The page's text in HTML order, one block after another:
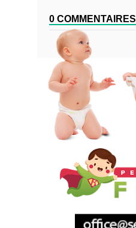
0 COMMENTAIRES